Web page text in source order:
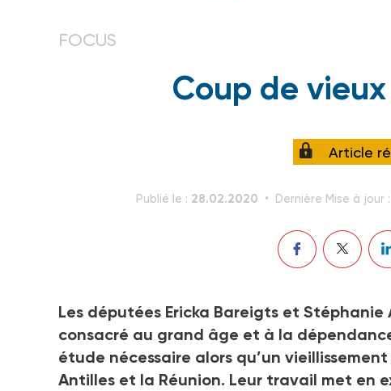
FOCUS
Coup de
Article
Publié le : 28.02.2020 Dernière Mise à jour :
Les députées Ericka Bareigts et
consacré au grand âge et à la
étude nécessaire alors qu’un
Antilles et la Réunion. Leur travail met en